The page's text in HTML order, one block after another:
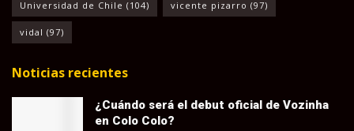
Universidad de Chile (104) vicente pizarro (97)
vidal (97)
Noticias recientes
¿Cuándo será el debut oficial de Vozinha
en Colo Colo?